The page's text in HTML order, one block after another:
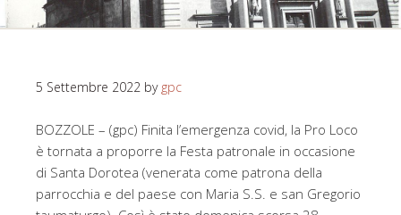
5 Settembre 2022 by gpc
BOZZOLE – (gpc) Finita l’emergenza covid, la Pro Loco
è tornata a proporre la Festa patronale in occasione
di Santa Dorotea (venerata come patrona della
parrocchia e del paese con Maria S.S. e san Gregorio